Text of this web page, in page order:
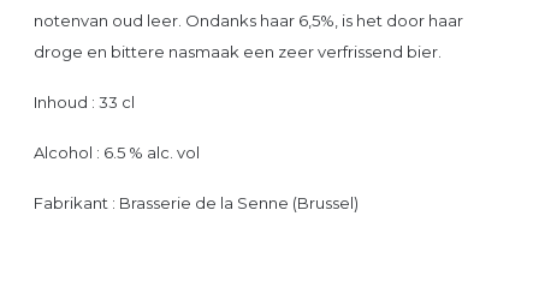
notenvan oud leer. Ondanks haar 6,5%, is het door haar
droge en bittere nasmaak een zeer verfrissend bier.
Inhoud : 33 cl
Alcohol : 6.5 % alc. vol
Fabrikant : Brasserie de la Senne (Brussel)